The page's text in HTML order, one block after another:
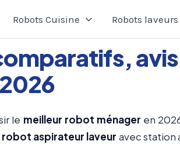
Robots Cuisine Robots laveurs
le meilleur robot ménager en
robot aspirateur laveur avec station